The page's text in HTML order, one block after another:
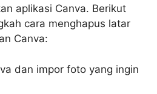
aplikasi Canva. Berikut
cara menghapus latar
Canva:
dan impor foto yang ingin